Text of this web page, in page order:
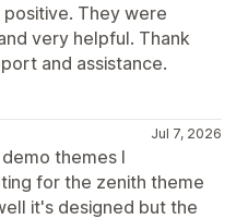
They were
very helpful. Thank
and assistance.
Jul 7, 2026
themes I
for the zenith theme
it's designed but the